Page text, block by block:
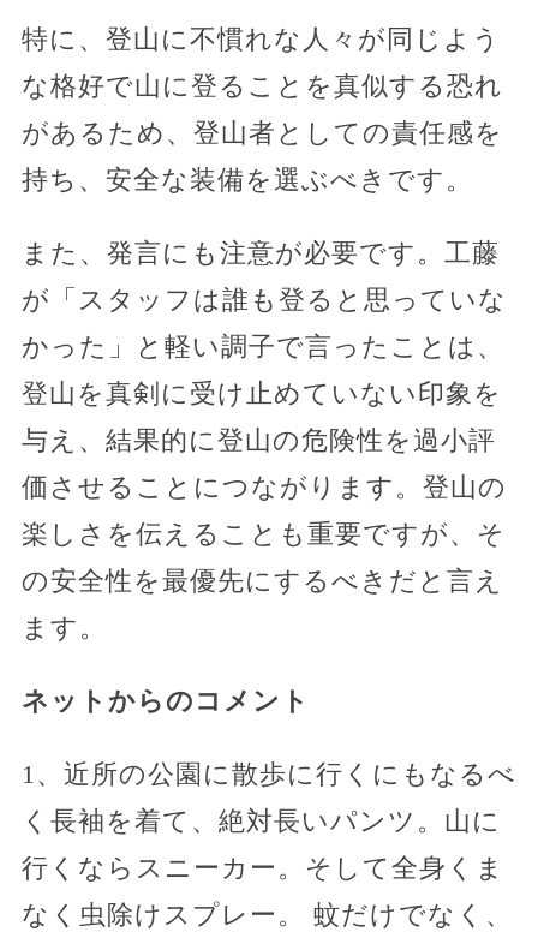
特に、登山に不慣れな人々が同じよう
な格好で山に登ることを真似する恐れ
があるため、登山者としての責任感を
持ち、安全な装備を選ぶべきです。
また、発言にも注意が必要です。工藤
が「スタッフは誰も登ると思っていな
かった」と軽い調子で言ったことは、
登山を真剣に受け止めていない印象を
与え、結果的に登山の危険性を過小評
価させることにつながります。登山の
楽しさを伝えることも重要ですが、そ
の安全性を最優先にするべきだと言え
ます。
ネットからのコメント
1、近所の公園に散歩に行くにもなるべ
く長袖を着て、絶対長いパンツ。山に
行くならスニーカー。そして全身くま
なく虫除けスプレー。 蚊だけでなく、